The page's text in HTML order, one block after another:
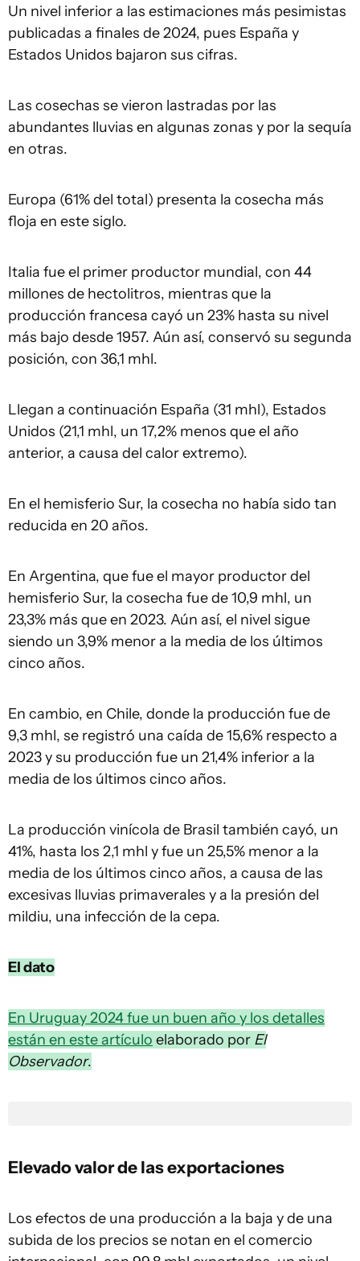
Un nivel inferior a las estimaciones más pesimistas
publicadas a finales de 2024, pues España y
Estados Unidos bajaron sus cifras.
Las cosechas se vieron lastradas por las
abundantes lluvias en algunas zonas y por la sequía
en otras.
Europa (61% del total) presenta la cosecha más
floja en este siglo.
Italia fue el primer productor mundial, con 44
millones de hectolitros, mientras que la
producción francesa cayó un 23% hasta su nivel
más bajo desde 1957. Aún así, conservó su segunda
posición, con 36,1 mhl.
Llegan a continuación España (31 mhl), Estados
Unidos (21,1 mhl, un 17,2% menos que el año
anterior, a causa del calor extremo).
En el hemisferio Sur, la cosecha no había sido tan
reducida en 20 años.
En Argentina, que fue el mayor productor del
hemisferio Sur, la cosecha fue de 10,9 mhl, un
23,3% más que en 2023. Aún así, el nivel sigue
siendo un 3,9% menor a la media de los últimos
cinco años.
En cambio, en Chile, donde la producción fue de
9,3 mhl, se registró una caída de 15,6% respecto a
2023 y su producción fue un 21,4% inferior a la
media de los últimos cinco años.
La producción vinícola de Brasil también cayó, un
41%, hasta los 2,1 mhl y fue un 25,5% menor a la
media de los últimos cinco años, a causa de las
excesivas lluvias primaverales y a la presión del
mildiu, una infección de la cepa.
El dato
En Uruguay 2024 fue un buen año y los detalles
están en este artículo elaborado por El
Observador.
Elevado valor de las exportaciones
Los efectos de una producción a la baja y de una
subida de los precios se notan en el comercio